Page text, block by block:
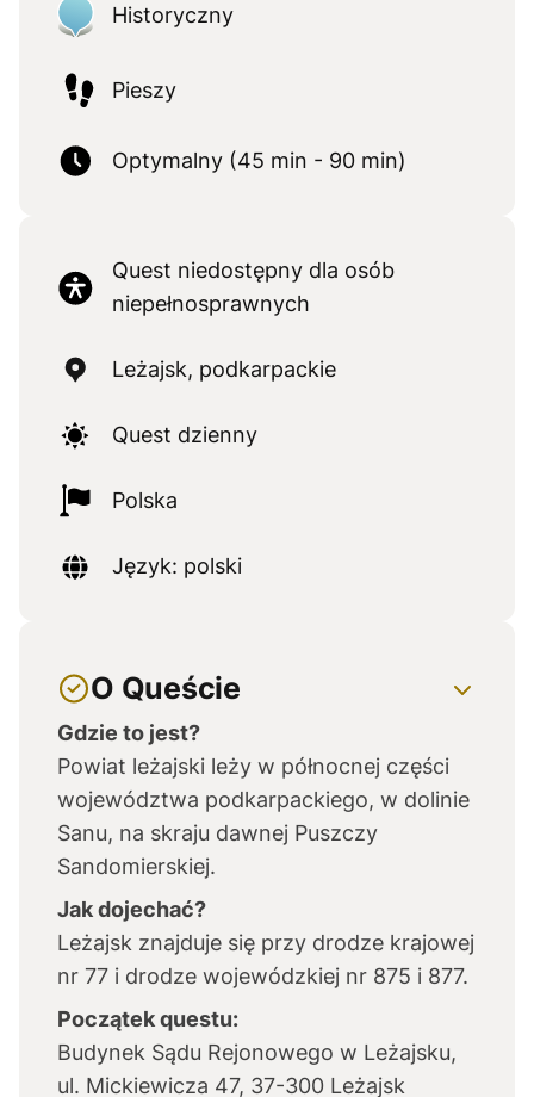
Historyczny
Pieszy
Optymalny (45 min - 90 min)
Quest niedostępny dla osób
niepełnosprawnych
Leżajsk, podkarpackie
Quest dzienny
Polska
Język: polski
O Queście
Gdzie to jest?
Powiat leżajski leży w północnej części
województwa podkarpackiego, w dolinie
Sanu, na skraju dawnej Puszczy
Sandomierskiej.
Jak dojechać?
Leżajsk znajduje się przy drodze krajowej
nr 77 i drodze wojewódzkiej nr 875 i 877.
Początek questu:
Budynek Sądu Rejonowego w Leżajsku,
ul. Mickiewicza 47, 37-300 Leżajsk